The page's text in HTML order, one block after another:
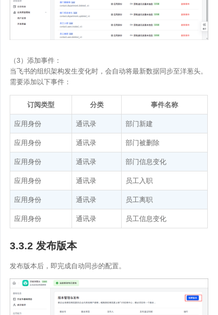
（3）添加事件：
当飞书的组织架构发生变化时，会自动将最新数据同步至洋葱头。
需要添加以下事件：
订阅类型 分类 事件名称
应用身份 通讯录 部门新建
应用身份 通讯录 部门被删除
应用身份 通讯录 部门信息变化
应用身份 通讯录 员工入职
应用身份 通讯录 员工离职
应用身份 通讯录 员工信息变化
3.3.2 发布版本
发布版本后，即完成自动同步的配置。